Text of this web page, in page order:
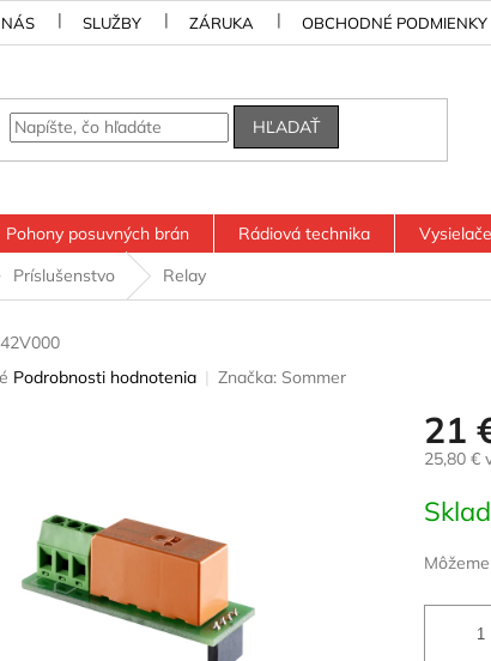
SLUŽBY ZÁRUKA OBCHODNÉ PODMIENKY
HĽADAŤ
Pohony posuvných brán Rádiová technika
Príslušenstvo Relay
Podrobnosti hodnotenia Značka: Sommer
21
25,80 €
cena: